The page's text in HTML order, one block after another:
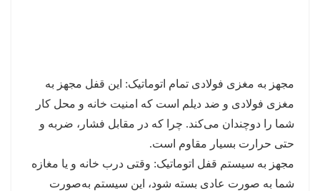
مجهز به مغزی فولادی تمام اتوماتیک: این قفل مجهز به
مغزی فولادی و ضد دیلم است که امنیت خانه و محل کار
شما را دوچندان می‌کند. چرا که در مقابل فشار، ضربه و
حتی حرارت بسیار مقاوم است.
مجهز به سیستم قفل اتوماتیک: وقتی درب خانه و یا مغازه
شما به صورت عادی بسته شود، این سیستم به‌صورت